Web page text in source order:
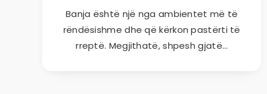
Banja është një nga ambientet më të
rëndësishme dhe që kërkon pastërti të
rreptë. Megjithatë, shpesh gjatë…